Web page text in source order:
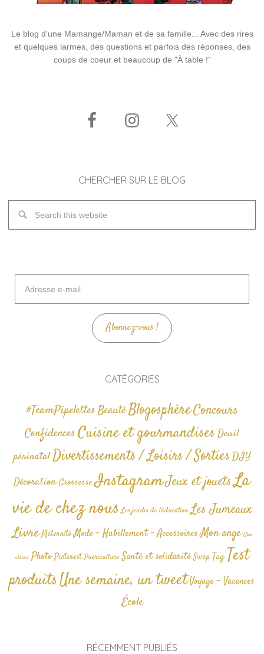
Le blog d'une Mamange/Maman et de sa famille... Avec des rires
et quelques larmes, des questions et parfois des réponses, des
coups de coeur et beaucoup de "À table !"
CHERCHER SUR LE BLOG
mail
Abonnez-vous !
CATÉGORIES
#TeamPipelettesBeautéBlogosphèreConcours
Confidences Cuisine et gourmandises Deuil
périnatalDivertissements / Loisirs / SortiesDIY
Décoration GrossesseInstagramJeux et jouetsLa
vie de chez nous Les jeudis de l'éducation Les Jumeaux
Livre Maternité Mode - Habillement - AccessoiresMon ange Non
classé Photo Pinterest Puériculture Santé et solidarité Swap TagTest
produitsUne semaine, un tweetVoyage - Vacances
École
RÉCEMMENT PUBLIÉS